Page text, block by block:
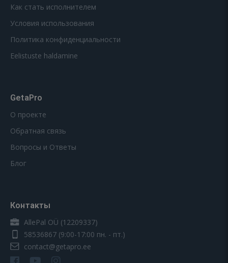
Как стать исполнителем
Условия использования
Политика конфиденциальности
Eelistuste haldamine
GetaPro
О проекте
Обратная связь
Вопросы и Ответы
Блог
Контакты
AllePal OÜ (12209337)
58536867 (9:00-17:00 пн. - пт.)
contact@getapro.ee